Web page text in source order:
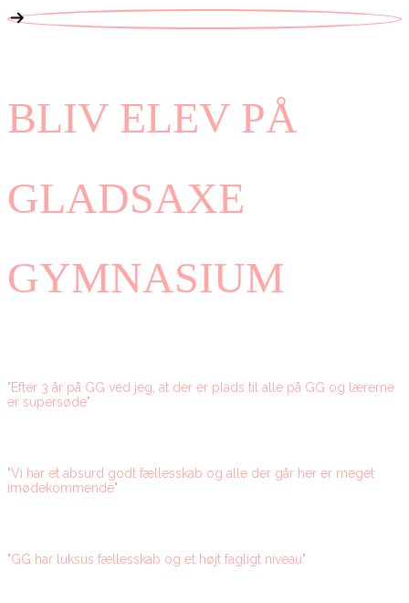
BLIV ELEV PÅ
GLADSAXE
GYMNASIUM
"Efter 3 år på GG ved jeg, at der er plads til alle på GG og lærerne
er supersøde"
"Vi har et absurd godt fællesskab og alle der går her er meget
imødekommende"
"GG har luksus fællesskab og et højt fagligt niveau"